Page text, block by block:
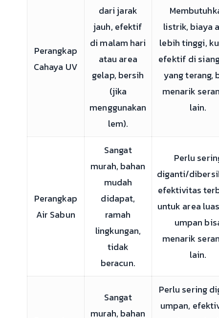
Perangkap
Cahaya UV
dari jarak
jauh, efektif
di malam hari
atau area
gelap, bersih
(jika
menggunakan
lem).
listrik, biaya
lebih tinggi,
efektif di
yang terang,
menarik
lain.
Perangkap
Air Sabun
Sangat
murah, bahan
mudah
didapat,
ramah
lingkungan,
tidak
beracun.
Perlu
diganti/
efektivitas
untuk area
umpan
menarik
lain.
Sangat
murah, bahan
Perlu sering
umpan,